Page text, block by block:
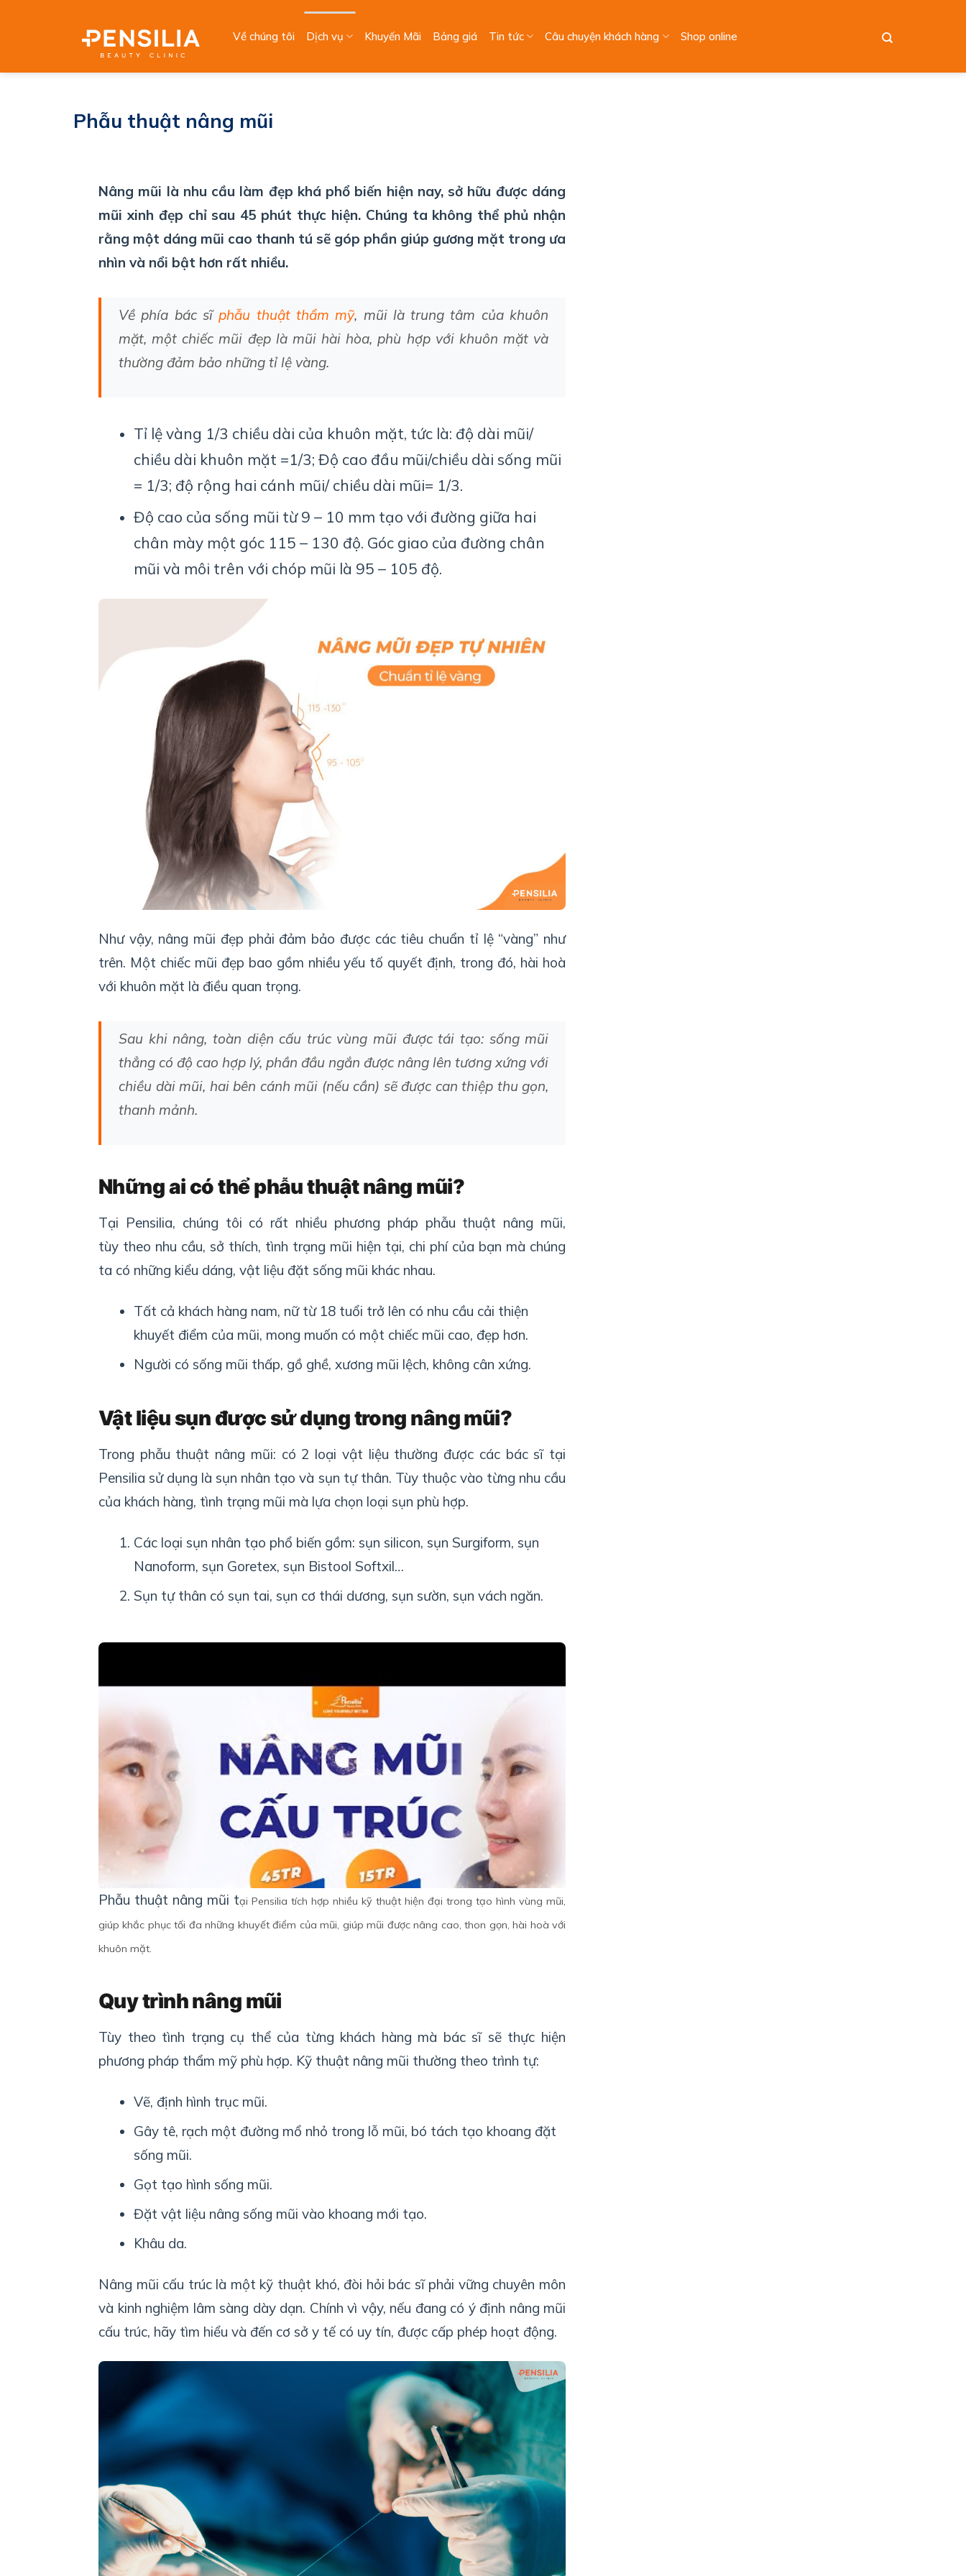
Về chúng tôi Dịch vụ Khuyến Mãi Bảng giá Tin tức Câu chuyện khách hàng Shop online
Phẫu thuật nâng mũi
Nâng mũi là nhu cầu làm đẹp khá phổ biến hiện nay, sở hữu được dáng
mũi xinh đẹp chỉ sau 45 phút thực hiện. Chúng ta không thể phủ nhận
rằng một dáng mũi cao thanh tú sẽ góp phần giúp gương mặt trong ưa
nhìn và nổi bật hơn rất nhiều.
Về phía bác sĩ phẫu thuật thẩm mỹ, mũi là trung tâm của khuôn
mặt,một chiếc mũi đẹp là mũi hài hòa,phù hợp với khuôn mặt và
thường đảm bảo những tỉ lệ vàng.
Tỉ lệ vàng 1/3 chiều dài của khuôn mặt, tức là: độ dài mũi/
chiều dài khuôn mặt =1/3; Độ cao đầu mũi/chiều dài sống mũi
= 1/3; độ rộng hai cánh mũi/chiều dài mũi= 1/3.
Độ cao của sống mũi từ9 – 10 mm tạo với đường giữa hai
chân mày một góc115 – 130 độ. Góc giao của đường chân
mũi và môi trên với chóp mũi là 95 – 105 độ.
Như vậy,nâng mũi đẹp phải đảm bảo được các tiêu chuẩn tỉ lệ“vàng”như
trên. Một chiếc mũi đẹp bao gồm nhiều yếu tố quyết định, trong đó, hài hoà
với khuôn mặt là điều quan trọng.
Sau khi nâng, toàn diện cấu trúc vùng mũi được tái tạo: sống mũi
thẳng có độ cao hợp lý, phần đầu ngắn được nâng lên tương xứng với
chiều dài mũi, hai bên cánh mũi (nếu cần) sẽ được can thiệp thu gọn,
thanh mảnh.
Những aicóthểphẫuthuậtnâng mũi?
Tại Pensilia, chúng tôi có rất nhiều phương pháp phẫu thuậtnâng mũi,
tùy theo nhu cầu, sở thích, tình trạng mũi hiện tại, chi phí của bạn mà chúng
ta có những kiểu dáng, vật liệu đặt sống mũi khác nhau.
Tất cả khách hàng nam, nữ từ18 tuổi trở lên có nhu cầu cải thiện
khuyết điểm của mũi, mong muốn có một chiếc mũi cao, đẹp hơn.
Người có sống mũi thấp, gồ ghề, xương mũi lệch, không cân xứng.
Vậtliệusụn đượcsửdụngtrong nângmũi?
Trong phẫu thuật nâng mũi: có 2 loại vật liệu thường được các bác sĩ tại
Pensilia sử dụng là sụn nhân tạo và sụn tự thân. Tùy thuộc vào từng nhu cầu
của khách hàng, tình trạng mũi mà lựa chọn loại sụn phù hợp.
Các loại sụn nhân tạo phổ biến gồm: sụn silicon, sụn Surgiform, sụn
Nanoform, sụn Goretex, sụn Bistool Softxil…
Sụn tự thân có sụn tai, sụn cơ thái dương, sụn sườn, sụn vách ngăn.
Phẫu thuật nâng mũi tại Pensilia tích hợp nhiều kỹ thuật hiện đại trong tạo hình vùng mũi,
giúp khắc phục tối đa những khuyết điểm của mũi, giúp mũi được nâng cao, thon gọn, hài hoà với
khuôn mặt.
Quy trình nâng mũi
Tùy theo tình trạng cụ thể của từng khách hàng mà bác sĩ sẽ thực hiện
phương pháp thẩm mỹ phù hợp. Kỹ thuật nâng mũi thường theo trình tự:
Vẽ, định hình trục mũi.
Gây tê, rạch một đường mổ nhỏ trong lỗ mũi, bó tách tạo khoang đặt
sống mũi.
Gọt tạo hình sống mũi.
Đặt vật liệu nâng sống mũi vào khoang mới tạo.
Khâu da.
Nâng mũi cấu trúc là một kỹ thuật khó, đòi hỏi bác sĩ phải vững chuyên môn
và kinh nghiệm lâm sàng dày dạn. Chính vì vậy, nếu đang có ý định nâng mũi
cấu trúc, hãy tìm hiểu và đến cơ sở y tế có uy tín, được cấp phép hoạt động.